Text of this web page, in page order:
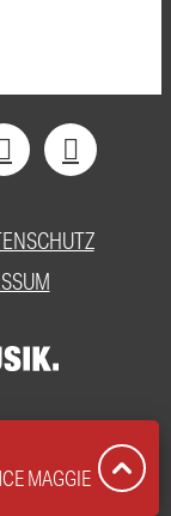
MAGGIE